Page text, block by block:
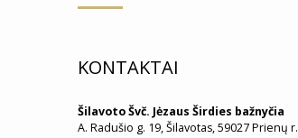
KONTAKTAI
Šilavoto Švč. Jėzaus Širdies bažnyčia
A. Radušio g. 19, Šilavotas, 59027 Prienų r.